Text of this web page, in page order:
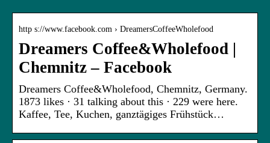
http s://www.facebook.com › DreamersCoffeeWholefood
Dreamers Coffee&Wholefood |
Chemnitz – Facebook
Dreamers Coffee&Wholefood, Chemnitz, Germany.
1873 likes · 31 talking about this · 229 were here.
Kaffee, Tee, Kuchen, ganztägiges Frühstück…